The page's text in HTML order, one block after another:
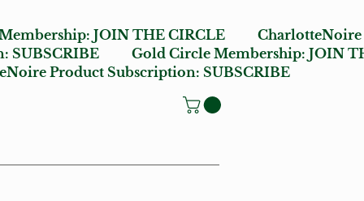
JOIN THE CIRCLE
SUBSCRIBE Gold Circle Membership:JOIN
Product Subscription:SUBSCRIBE